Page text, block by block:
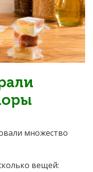
множество
вещей: